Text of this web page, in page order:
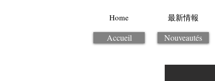
Home
Accueil
最新情報
Nouveautés